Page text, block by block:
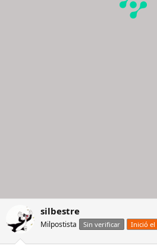
silbestre
Milpostista Sin verificar Inició el